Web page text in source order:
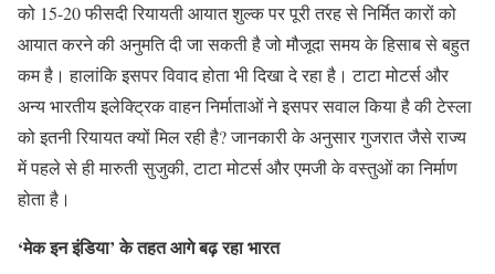
को 15-20 फीसदी रियायती आयात शुल्क पर पूरी तरह से निर्मित कारों को
आयात करने की अनुमति दी जा सकती है जो मौजूदा समय के हिसाब से बहुत
कम है। हालांकि इसपर विवाद होता भी दिखा दे रहा है। टाटा मोटर्स और
अन्य भारतीय इलेक्ट्रिक वाहन निर्माताओं ने इसपर सवाल किया है की टेस्ला
को इतनी रियायत क्यों मिल रही है? जानकारी के अनुसार गुजरात जैसे राज्य
में पहले से ही मारुती सुजुकी, टाटा मोटर्स और एमजी के वस्तुओं का निर्माण
होता है।
‘मेक इन इंडिया’ के तहत आगे बढ़ रहा भारत